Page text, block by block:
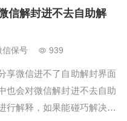
凌度微信解封器是真的吗?
信解封进不去自助解
信保号 939
享微信进不了自助解封界面
也会对微信解封进不去自助
行解释，如果能碰巧解决你